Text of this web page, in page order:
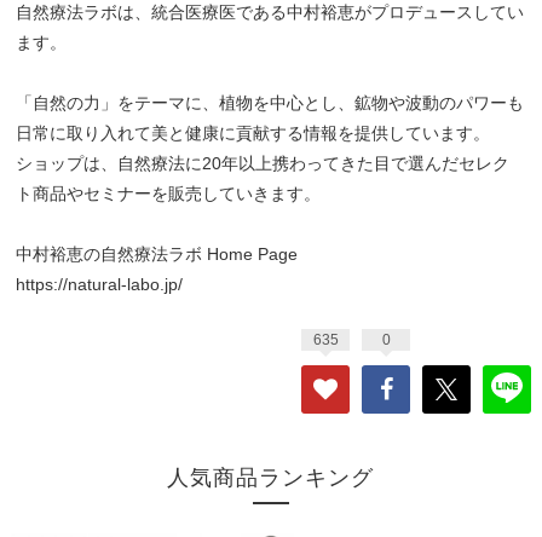
自然療法ラボは、統合医療医である中村裕恵がプロデュースしてい
ます。
「自然の力」をテーマに、植物を中心とし、鉱物や波動のパワーも
日常に取り入れて美と健康に貢献する情報を提供しています。
ショップは、自然療法に20年以上携わってきた目で選んだセレク
ト商品やセミナーを販売していきます。
中村裕恵の自然療法ラボ Home Page
https://natural-labo.jp/
635 0
人気商品ランキング